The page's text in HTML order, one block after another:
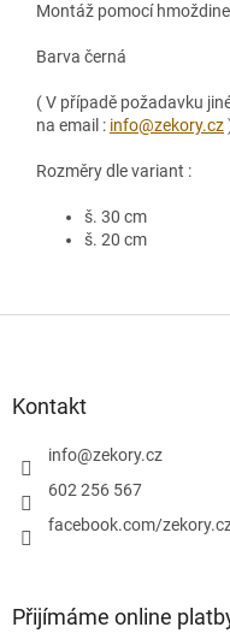
Montáž pomocí
Barva černá
( V případě požadavku
na email : info@zekory.cz
Rozměry dle variant :
š. 30 cm
š. 20 cm
Kontakt
info@zekory.cz
602 256 567
facebook.com/
Přijímáme online